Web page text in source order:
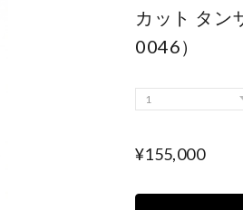
カット タン
0046）
¥155,000